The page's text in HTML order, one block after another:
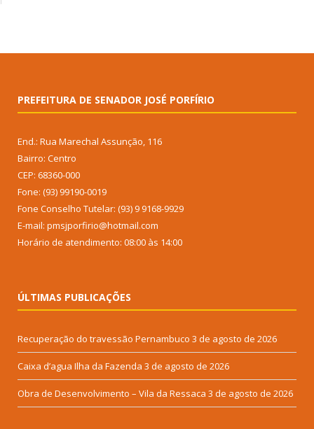
PREFEITURA DE SENADOR JOSÉ PORFÍRIO
End.: Rua Marechal Assunção, 116
Bairro: Centro
CEP: 68360-000
Fone: (93) 99190-0019
Fone Conselho Tutelar: (93) 9 9168-9929
E-mail: pmsjporfirio@hotmail.com
Horário de atendimento: 08:00 às 14:00
ÚLTIMAS PUBLICAÇÕES
Recuperação do travessão Pernambuco 3 de agosto de 2026
Caixa d’agua Ilha da Fazenda 3 de agosto de 2026
Obra de Desenvolvimento – Vila da Ressaca 3 de agosto de 2026